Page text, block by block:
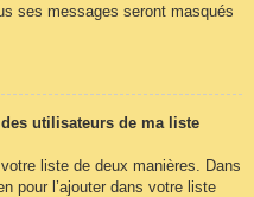
ses messages seront masqués
utilisateurs de ma liste
liste de deux manières. Dans
pour l’ajouter dans votre liste